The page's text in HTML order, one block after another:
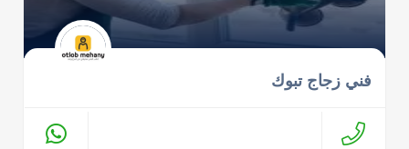
فني زجاج تبوك